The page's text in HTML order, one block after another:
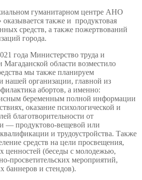
гуманитарном центре АНО
также и продуктовая
средств, а также пожертвований
города.
года Министерство труда и
области возместило
мы также планируем
нашей организации, главной из
абортов, а именно:
беременным полной информации
оказание психологической и
благотворительности от
— продуктово-вещевой или
и трудоустройства. Также
средств на цели просвещения,
ценностей (беседы с молодежью,
просветительских мероприятий,
баннеров и стендов).